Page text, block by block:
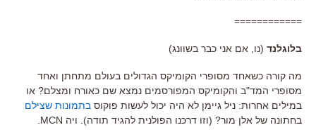
============
בלוגלנד (נו, אם אני כבר בשוונג)
מה קורה כשאחד מסופרי הקומיקס הגדולים בעולם מתחתן ואחד
מסופרי המד"ב והקומיקס המפורסמים נמצא שם כאורח ומצלם? או
במילים אחרות: ניל גיימן לא היה יכול לעשות פוקוס בתמונות שצילם
בחתונה של אלן מור? (וזו דרכנו הפולנית להגיד תודה). ויה MCN.